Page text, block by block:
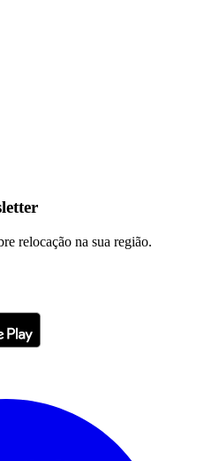
relocação na sua região.